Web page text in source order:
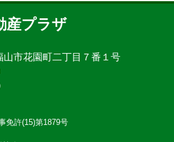
産プラザ
山市花園町二丁目７番１号
免許(15)第1879号